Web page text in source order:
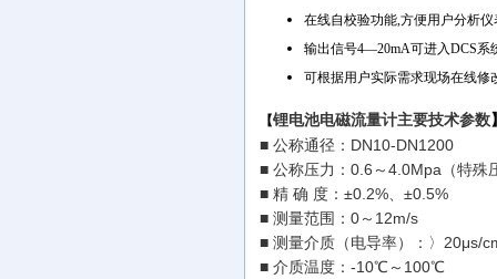
在线自校验功能,方便用户分析仪
输出信号4—20mA可进入DCS系
可根据用户实际需求现场在线修
【锂电池电磁流量计主要技术参数
■ 公称通径：DN10-DN1200
■ 公称压力：0.6～4.0Mpa（特殊
■ 精 确 度：±0.2%、±0.5%
■ 测量范围：0～12m/s
■ 测量介质（电导率）：〉20μs/
■ 介质温度：-10℃～100℃